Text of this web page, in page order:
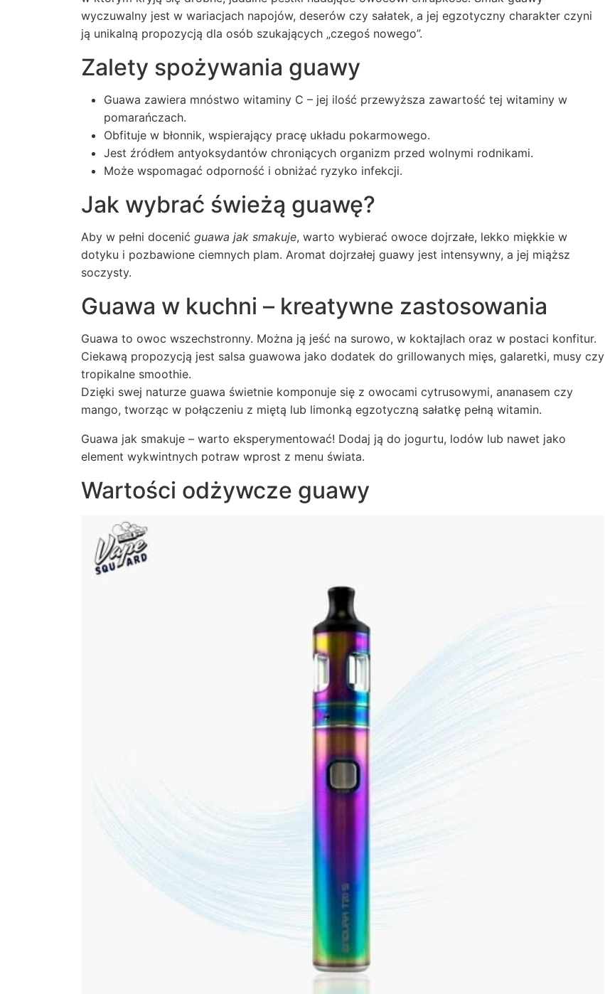
wyczuwalny jest w wariacjach napojów, deserów czy sałatek, a jej egzotyczny charakter czyni
ją unikalną propozycją dla osób szukających „czegoś nowego”.
Zalety spożywania guawy
Guawa zawiera mnóstwo witaminy C – jej ilość przewyższa zawartość tej witaminy w
pomarańczach.
Obfituje w błonnik, wspierający pracę układu pokarmowego.
Jest źródłem antyoksydantów chroniących organizm przed wolnymi rodnikami.
Może wspomagać odporność i obniżać ryzyko infekcji.
Jak wybrać świeżą guawę?
Aby w pełni docenić guawa jak smakuje, warto wybierać owoce dojrzałe, lekko miękkie w
dotyku i pozbawione ciemnych plam. Aromat dojrzałej guawy jest intensywny, a jej miąższ
soczysty.
Guawa w kuchni – kreatywne zastosowania
Guawa to owoc wszechstronny. Można ją jeść na surowo, w koktajlach oraz w postaci konfitur.
Ciekawą propozycją jest salsa guawowa jako dodatek do grillowanych mięs, galaretki, musy czy
tropikalne smoothie.
Dzięki swej naturze guawa świetnie komponuje się z owocami cytrusowymi, ananasem czy
mango, tworząc w połączeniu z miętą lub limonką egzotyczną sałatkę pełną witamin.
Guawa jak smakuje – warto eksperymentować! Dodaj ją do jogurtu, lodów lub nawet jako
element wykwintnych potraw wprost z menu świata.
Wartości odżywcze guawy